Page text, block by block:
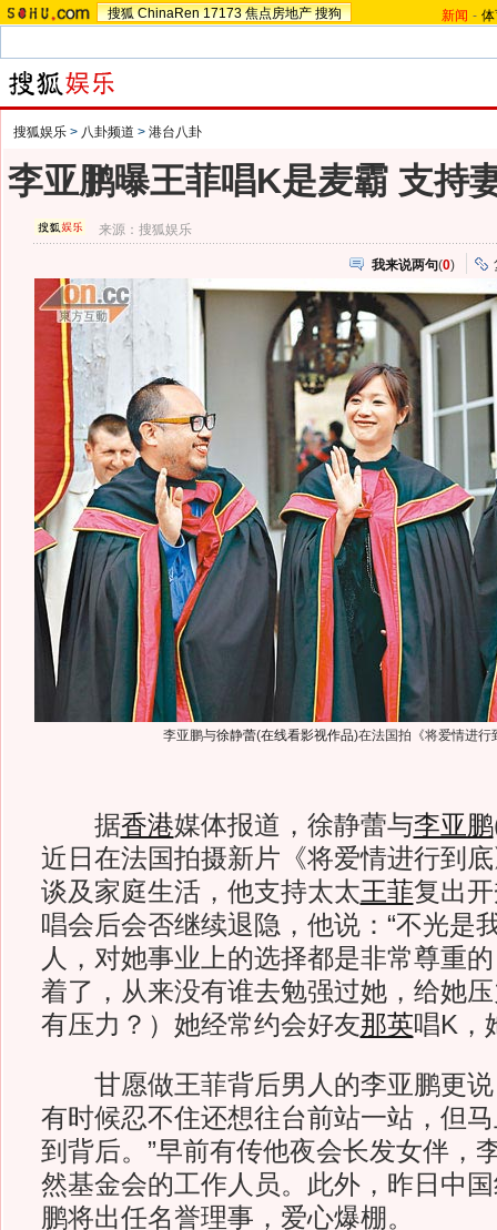
搜狐 ChinaRen 17173 焦点房地产 搜狗 新闻 -
搜狐娱乐 > 八卦频道 > 港台八卦
李亚鹏曝王菲唱K是麦霸 支持
来源：搜狐娱乐
我来说两句(0)
李亚鹏与徐静蕾(在线看影视作品)在法国拍《将爱情进行
据香港媒体报道，徐静蕾与李亚鹏
近日在法国拍摄新片《将爱情进行到
谈及家庭生活，他支持太太王菲复出
唱会后会否继续退隐，他说：“不光是
人，对她事业上的选择都是非常尊重
着了，从来没有谁去勉强过她，给她
有压力？）她经常约会好友那英唱K，
甘愿做王菲背后男人的李亚鹏更说
有时候忍不住还想往台前站一站，但
到背后。”早前有传他夜会长发女伴，
然基金会的工作人员。此外，昨日中
鹏将出任名誉理事，爱心爆棚。